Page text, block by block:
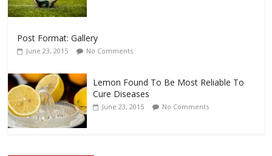
Post Format: Gallery
June 23, 2015 No Comments
Lemon Found To Be Most Reliable To
Cure Diseases
June 23, 2015 No Comments